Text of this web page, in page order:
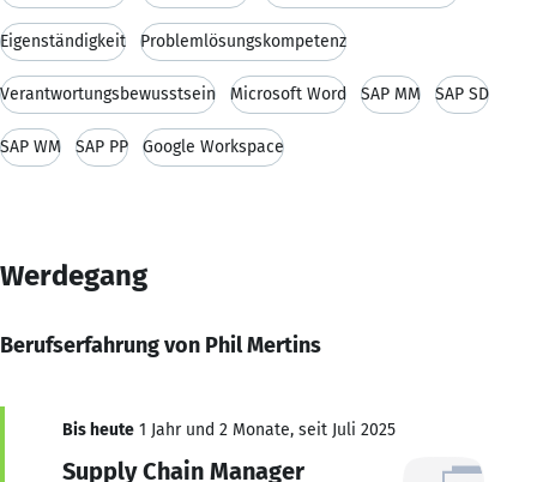
Eigenständigkeit Problemlösungskompetenz
Verantwortungsbewusstsein Microsoft Word SAP MM SAP SD
SAP WM SAP PP Google Workspace
Werdegang
Berufserfahrung von Phil Mertins
Bis heute 1 Jahr und 2 Monate, seit Juli 2025
Supply Chain Manager